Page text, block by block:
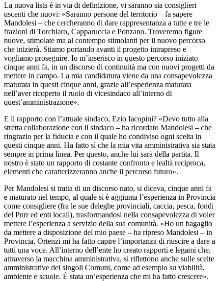
La nuova lista è in via di definizione, vi saranno sia consiglieri
uscenti che nuovi: «Saranno persone del territorio – fa sapere
Mandolesi – che cercheranno di dare rappresentanza a tutte e tre le
frazioni di Torchiaro, Capparuccia e Ponzano. Troveremo figure
nuove, stimolate ma al contempo stimolanti per il nuovo percorso
che inizierà. Stiamo portando avanti il progetto intrapreso e
vogliamo proseguire. Io m’inserisco in questo percorso iniziato
cinque anni fa, in un discorso di continuità ma con nuovi progetti da
mettere in campo. La mia candidatura viene da una consapevolezza
maturata in questi cinque anni, grazie all’esperienza maturata
nell’aver ricoperto il ruolo di vicesindaco all’interno di
quest’amministrazione».
E il rapporto con l’attuale sindaco, Ezio Iacopini? «Devo tutto alla
stretta collaborazione con il sindaco – ha ricordato Mandolesi – che
ringrazio per la fiducia e con il quale ho condiviso ogni scelta in
questi cinque anni. Ha fatto sì che la mia vita amministrativa sia stata
sempre in prima linea. Per questo, anche lui sarà della partita. Il
nostro è stato un rapporto di costante confronto e lealtà reciproca,
elementi che caratterizzeranno anche il percorso futuro».
Per Mandolesi si tratta di un discorso nato, si diceva, cinque anni fa
e maturato nel tempo, al quale si è aggiunta l’esperienza in Provincia
come consigliere (fra le sue deleghe provinciali, caccia, pesca, fondi
del Pnrr ed enti locali), trasformandosi nella consapevolezza di voler
mettere l’esperienza a servizio della sua comunità. «Ho un bagaglio
da mettere a disposizione del mio paese – ha ripreso Mandolesi – in
Provincia, Ortenzi mi ha fatto capire l’importanza di riuscire a dare a
tutti una voce. All’interno dell’ente ho creato rapporti e legami che,
attraverso la macchina amministrativa, si riflettono anche sulle scelte
amministrative dei singoli Comuni, come ad esempio su viabilità,
ambiente e scuole. È stata un’esperienza che mi ha fatto crescere».